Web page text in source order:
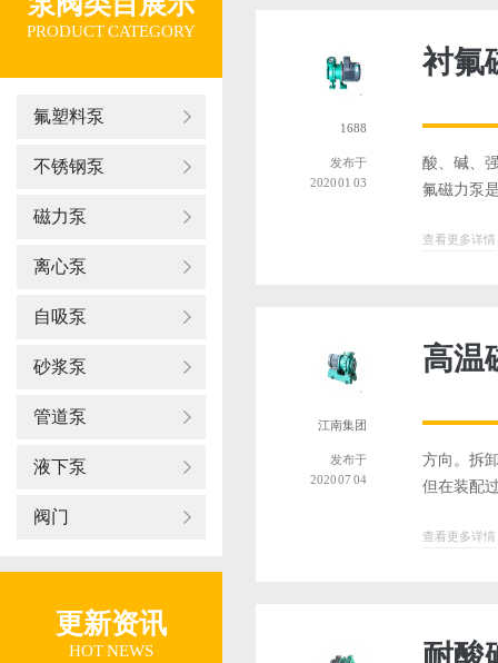
PRODUCT CATEGORY
氟塑料泵
不锈钢泵
磁力泵
离心泵
自吸泵
砂浆泵
管道泵
液下泵
阀门
更新资讯
HOT NEWS
1688
发布于
2020 01 03
衬氟
酸、碱、
氟磁力泵
查看更多详情
江南集团
发布于
2020 07 04
高温
方向。拆
但在装配
查看更多详情
耐酸